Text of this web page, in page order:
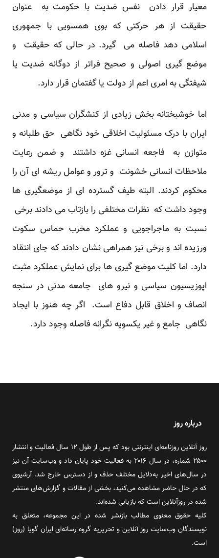
معیار قرار دادن نفس ضدیت با حکومت به عنوان
حقیقت از هر حرکتی که بوی همسویی با جمهوری
اسلامی دهد فاصله می گیرد. در حالی که حقیقت و
موضع گیری اصولی و صحیح فراتر از دوگانه ضدیت یا
شیفتگی به امری اعم از دولت یا گفتمان قرار دارد.
اما خوشبختانه بخش زیادی از کنشگران سیاسی و مدنی
ایران با درک مسئولیت اخلاقی خود نگاهی حق طلبانه و
متوازن به فاجعه انسانی غزه داشتند و ضمن رعایت
ملاحظات انسانی خشونت و ترور و عوامل ریشه ای آن را
محکوم کردند. البته طیف گسترده ای از موضعگیری ها
وجود داشت که نظرات مختلفی را بازتاب می دادند برخی
نسبت به ماجراجویی و عملکرد مخرب حماس سکوت
ورزیده اند و برخی نیز همراهی نشان دادند که جای انتقاد
دارد. اما کلیت موضع گیری ها برای نمایش عملکرد مثبت
اپوزیسیون سیاسی و نیرو های جامعه مدنی در سنجه
انصاف و اخلاق قابل دفاع است. اگر چه هنوز با ایجاد
نگاهی جامع و غیر یکسویه نگرانه فاصله وجود دارد.
درباره روز
روز آنلاین روزنامه‌ای اینترنتی بود که پس از طول ۱۲ سال فعالیت و انتشار
۲۵۰۰ شماره، در سال ۲۰۱۶ به فعالیت خود پایان داد و وب‌سایت آن نیز
در سال‌های اخیر به‌دلایل مختلف حذف و از دسترس خارج شد. آرشیوی
که در حال حاضر مشاهده می‌کنید، بخشی از مقالات و گزارش‌های منتشر
شده در روزآنلاین است که بازیابی شده‌اند.
کلیه حقوق معنوی مطالب بازنشر شده در این مجموعه، متعلق به
نویسندگان وب‌سایت روز آنلاین و تحریریه گروه رسانه‌ای ایران گویا (روز)
است.